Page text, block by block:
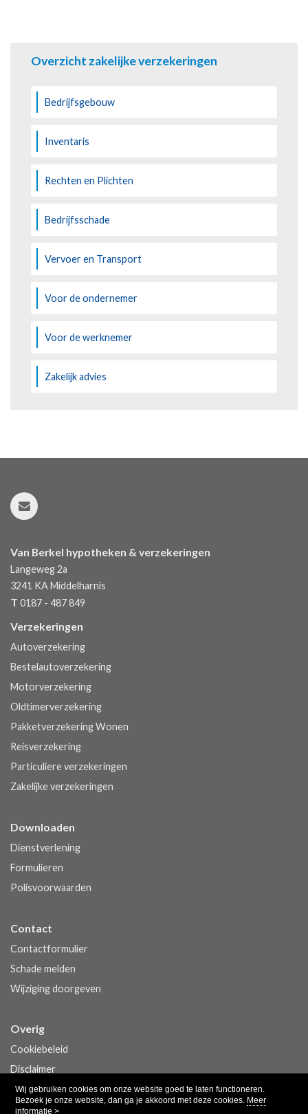
Wij gebruiken cookies om onze website goed te laten functioneren.
Bezoek je onze website, dan ga je akkoord met deze cookies. Meer
informatie >
Overzicht zakelijke verzekeringen
Bedrijfsgebouw
Inventaris
Rechten en Plichten
Bedrijfsschade
Vervoer en Transport
Voor de ondernemer
Voor de werknemer
Zakelijk advies
Van Berkel hypotheken & verzekeringen
Langeweg 2a
3241 KA Middelharnis
T 0187 - 487 849
Verzekeringen
Autoverzekering
Bestelautoverzekering
Motorverzekering
Oldtimerverzekering
Pakketverzekering Wonen
Reisverzekering
Particuliere verzekeringen
Zakelijke verzekeringen
Downloaden
Dienstverlening
Formulieren
Polisvoorwaarden
Contact
Contactformulier
Schade melden
Wijziging doorgeven
Overig
Cookiebeleid
Disclaimer
Privacy